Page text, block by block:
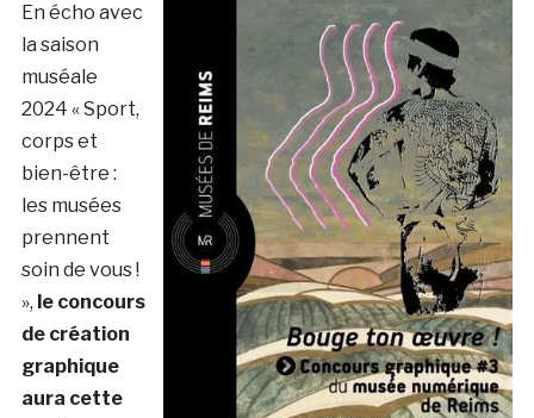
En écho avec
la saison
muséale
2024 « Sport,
corps et
bien-être :
les musées
prennent
soin de vous !
», le concours
de création
graphique
aura cette